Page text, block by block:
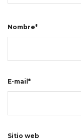
Nombre*
E-mail*
Sitio web